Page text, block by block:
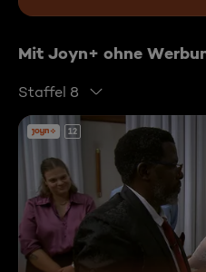
Mit Joyn+ ohne
Staffel 8
12